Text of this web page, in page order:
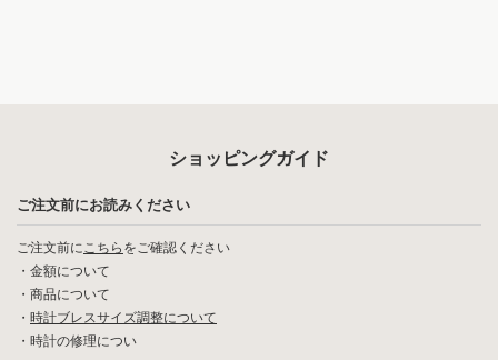
ショッピングガイド
ご注文前にお読みください
ご注文前にこちら をご確認ください
・ 金額について
・ 商品について
・ 時計ブレスサイズ調整について
・ 時計の修理につい